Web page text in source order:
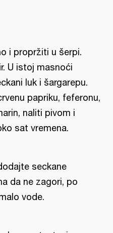
i propržiti u šerpi.
U istoj masnoći
luk i šargarepu.
papriku, feferonu,
naliti pivom i
sat vremena.
seckane
da ne zagori, po
vode.